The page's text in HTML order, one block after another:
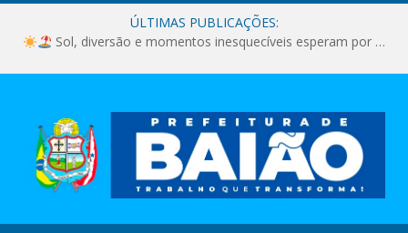
ÚLTIMAS PUBLICAÇÕES:
Sol, diversão e momentos inesquecíveis esperam por você!